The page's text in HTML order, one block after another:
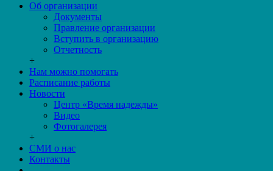
Об организации
Документы
Правление организации
Вступить в организацию
Отчетность
+
Нам можно помогать
Расписание работы
Новости
Центр «Время надежды»
Видео
Фотогалерея
+
СМИ о нас
Контакты